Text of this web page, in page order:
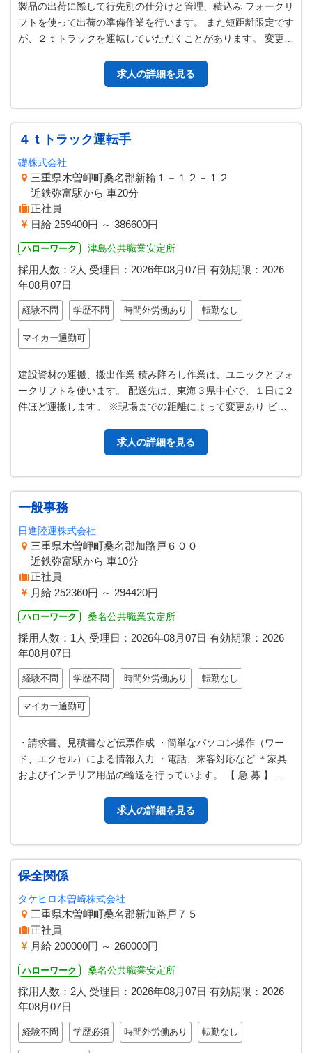
製品の出荷に際して行先別の仕分けと管理、積込み フォークリ
フトを使って出荷の準備作業を行います。 また短距離限定です
が、２ｔトラックを運転していただくことがあります。 変更範
求人の詳細を見る
４ｔトラック運転手
礎株式会社
三重県木曽岬町桑名郡新輪１－１２－１２
近鉄弥富駅から 車20分
正社員
日給 259400円 ～ 386600円
ハローワーク 津島公共職業安定所
採用人数：2人 受理日： 2026年08月07日 有効期限： 2026
年08月07日
経験不問 学歴不問 時間外労働あり 転勤なし
マイカー通勤可
建設資材の運搬、搬出作業 積み降ろし作業は、ユニックとフォ
ークリフトを使います。 配送先は、東海３県中心で、１日に２
件ほど運搬します。 ※現場までの距離によって変更あり ビ
求人の詳細を見る
一般事務
日進陸運株式会社
三重県木曽岬町桑名郡加路戸６００
近鉄弥富駅から 車10分
正社員
月給 252360円 ～ 294420円
ハローワーク 桑名公共職業安定所
採用人数：1人 受理日： 2026年08月07日 有効期限： 2026
年08月07日
経験不問 学歴不問 時間外労働あり 転勤なし
マイカー通勤可
・請求書、見積書など伝票作成 ・簡単なパソコン操作（ワー
ド、エクセル）による情報入力 ・電話、来客対応など ＊家具
およびインテリア用品の輸送を行っています。 【 急 募 】 変
求人の詳細を見る
保全関係
タケヒロ木曽崎株式会社
三重県木曽岬町桑名郡新加路戸７５
正社員
月給 200000円 ～ 260000円
ハローワーク 桑名公共職業安定所
採用人数：2人 受理日： 2026年08月07日 有効期限： 2026
年08月07日
経験不問 学歴必須 時間外労働あり 転勤なし